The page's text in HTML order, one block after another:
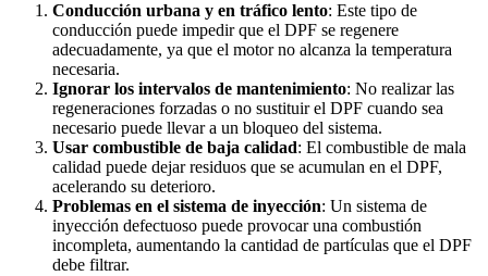
Conducción urbana y en tráfico lento: Este tipo de
conducción puede impedir que el DPF se regenere
adecuadamente, ya que el motor no alcanza la temperatura
necesaria.
Ignorar los intervalos de mantenimiento: No realizar las
regeneraciones forzadas o no sustituir el DPF cuando sea
necesario puede llevar a un bloqueo del sistema.
Usar combustible de baja calidad: El combustible de mala
calidad puede dejar residuos que se acumulan en el DPF,
acelerando su deterioro.
Problemas en el sistema de inyección: Un sistema de
inyección defectuoso puede provocar una combustión
incompleta, aumentando la cantidad de partículas que el DPF
debe filtrar.